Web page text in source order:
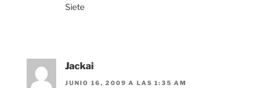
Siete
Jackai
JUNIO 16, 2009 A LAS 1:35 AM